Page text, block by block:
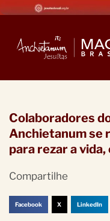
Colaboradores
Anchietanum se
para rezar a
Compartilhe
Facebook X LinkedIn